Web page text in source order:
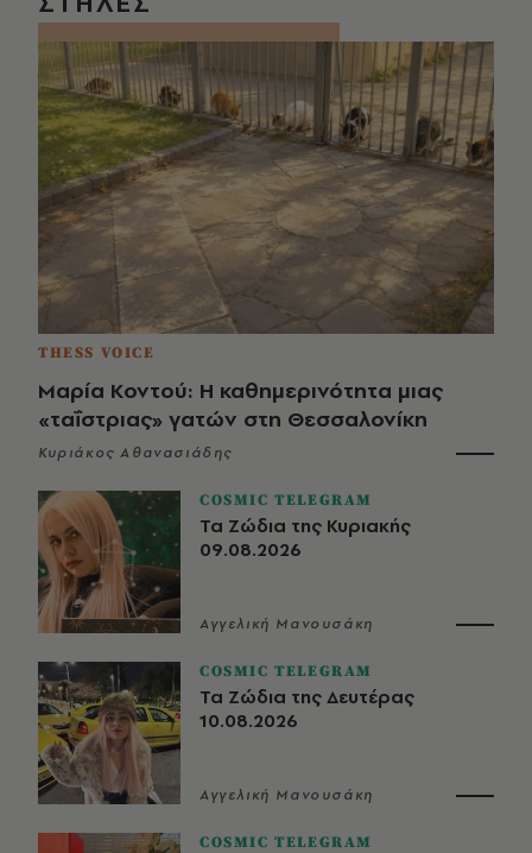
THESS VOICE
Μαρία Κοντού: Η καθημερινότητα μιας
«ταΐστριας» γατών στη Θεσσαλονίκη
Κυριάκος Αθανασιάδης
COSMIC TELEGRAM
Τα Ζώδια της Κυριακής
09.08.2026
Αγγελική Μανουσάκη
COSMIC TELEGRAM
Τα Ζώδια της Δευτέρας
10.08.2026
Αγγελική Μανουσάκη
COSMIC TELEGRAM